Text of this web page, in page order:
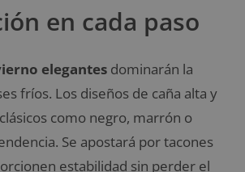
en cada paso
elegantes dominarán la
fríos. Los diseños de caña alta y
como negro, marrón o
Se apostará por tacones
estabilidad sin perder el